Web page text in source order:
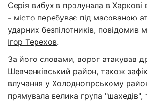
Серія вибухів пролунала в Харкові
- місто перебуває під масованою
ударних безпілотників, повідомив
Ігор Терехов.
За його словами, ворог атакував
Шевченківський район, також
влучання у Холодногірському
прямувала велика група